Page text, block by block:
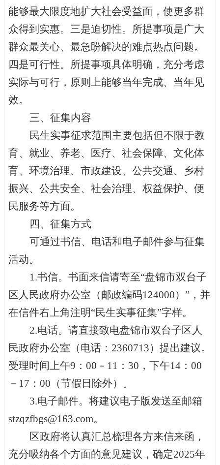
能够最大限度地扩大社会受益面，使更多群
众得到实惠。三是迫切性。所提事项是广大
群众最关心、最急盼解决的难点热点问题。
四是可行性。所提事项具体明确，充分考虑
实际与可行，原则上能够当年完成、当年见
效。
三、征集内容
民生实事征求范围主要包括但不限于教
育、就业、养老、医疗、社会保障、文化体
育、环境治理、市政建设、公共交通、乡村
振兴、公共安全、社会治理、权益保护、便
民服务等方面。
四、征集方式
可通过书信、电话和电子邮件参与征集
活动。
1.书信。书面来信请寄至“盘锦市双台子
区人民政府办公室 （邮政编码124000） ”，并
在信件右上角注明“民生实事征集”字样。
2.电话。请直接致电盘锦市双台子区人
民政府办公室 （电话： 2360713）提出建议。
受理时间上午9 ： 00－11：30，下午14 ： 00
－17： 00 （节假日除外） 。
3.电子邮件。将建议电子版发送至邮箱
stzqzfbgs@1 63.com。
区政府将认真汇总梳理各方来信来函，
充分吸纳各个方面的意见建议，确定2025年